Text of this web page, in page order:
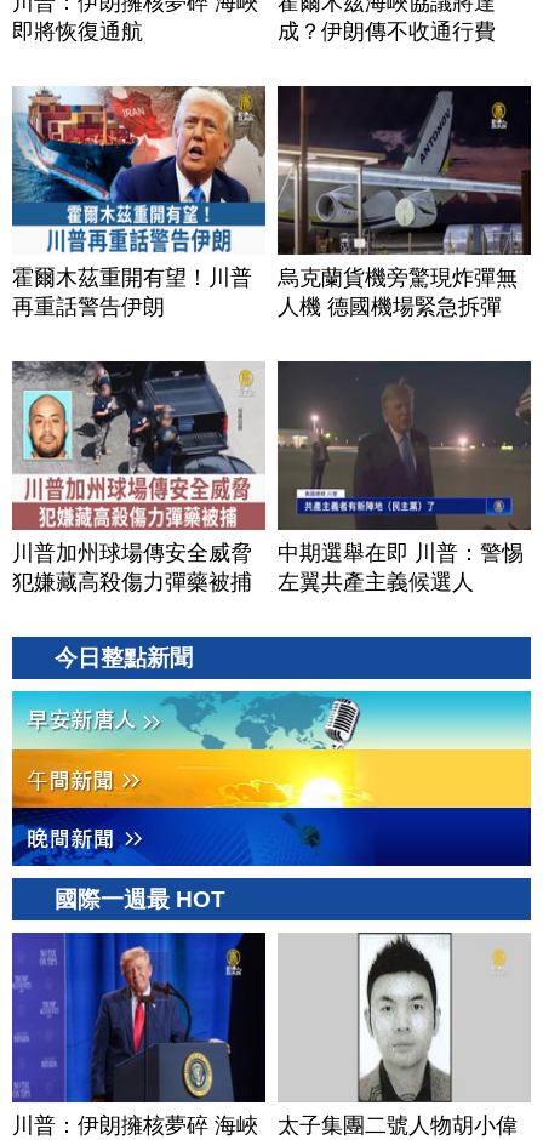
即將恢復通航
成？伊朗傳不收通行費
霍爾木茲重開有望！川普
再重話警告伊朗
烏克蘭貨機旁驚現炸彈無
人機 德國機場緊急拆彈
川普加州球場傳安全威脅
犯嫌藏高殺傷力彈藥被捕
中期選舉在即 川普：警惕
左翼共產主義候選人
今日整點新聞
國際一週最 HOT
川普：伊朗擁核夢碎 海峽
太子集團二號人物胡小偉